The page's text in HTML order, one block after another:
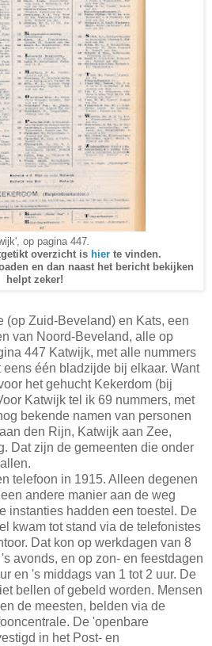
op pagina 447.
overzicht is hier te vinden.
en dan naast het bericht bekijken
helpt zeker!
(op Zuid-Beveland) en Kats, een
van Noord-Beveland, alle op
447 Katwijk, met alle nummers
één bladzijde bij elkaar. Want
het gehucht Kekerdom (bij
Katwijk tel ik 69 nummers, met
bekende namen van personen
den Rijn, Katwijk aan Zee,
Dat zijn de gemeenten die onder
telefoon in 1915. Alleen degenen
andere manier aan de weg
instanties hadden een toestel. De
kwam tot stand via de telefonistes
Dat kon op werkdagen van 8
avonds, en op zon- en feestdagen
en 's middags van 1 tot 2 uur. De
bellen of gebeld worden. Mensen
de meesten, belden via de
De 'openbare
in het Post- en